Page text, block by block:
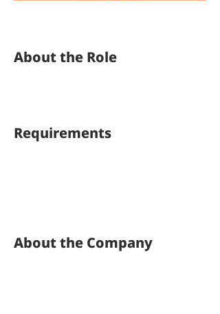
About the Role
Requirements
About the Company